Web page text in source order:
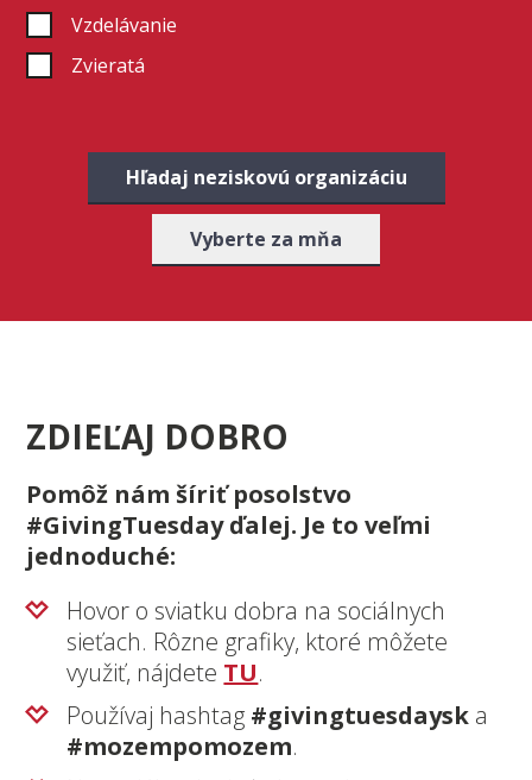
Vzdelávanie
Zvieratá
Hľadaj neziskovú organizáciu
Vyberte za mňa
ZDIEĽAJ DOBRO
Pomôž nám šíriť posolstvo
#GivingTuesday ďalej. Je to veľmi
jednoduché:
Hovor o sviatku dobra na sociálnych
sieťach. Rôzne grafiky, ktoré môžete
využiť, nájdete TU.
Používaj hashtag #givingtuesdaysk a
#mozempomozem.